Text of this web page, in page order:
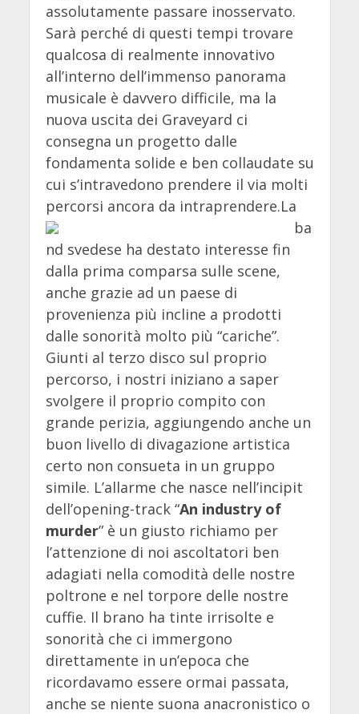
assolutamente passare inosservato.
Sarà perché di questi tempi trovare
qualcosa di realmente innovativo
all’interno dell’immenso panorama
musicale è davvero difficile, ma la
nuova uscita dei Graveyard ci
consegna un progetto dalle
fondamenta solide e ben collaudate su
cui s’intravedono prendere il via molti
percorsi ancora da intraprendere.La
ba
nd svedese ha destato interesse fin
dalla prima comparsa sulle scene,
anche grazie ad un paese di
provenienza più incline a prodotti
dalle sonorità molto più “cariche”.
Giunti al terzo disco sul proprio
percorso, i nostri iniziano a saper
svolgere il proprio compito con
grande perizia, aggiungendo anche un
buon livello di divagazione artistica
certo non consueta in un gruppo
simile. L’allarme che nasce nell’incipit
dell’opening-track “An industry of
murder” è un giusto richiamo per
l’attenzione di noi ascoltatori ben
adagiati nella comodità delle nostre
poltrone e nel torpore delle nostre
cuffie. Il brano ha tinte irrisolte e
sonorità che ci immergono
direttamente in un’epoca che
ricordavamo essere ormai passata,
anche se niente suona anacronistico o